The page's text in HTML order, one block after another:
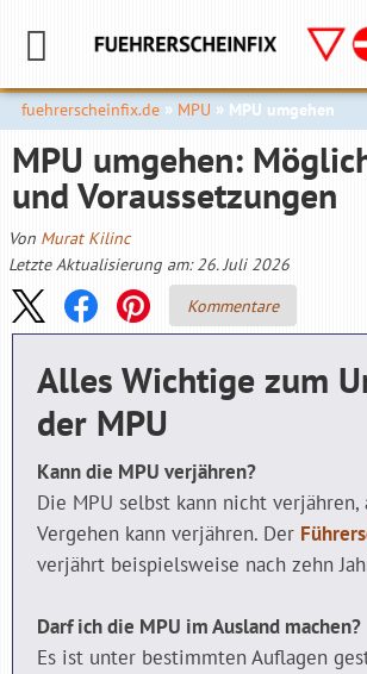
fuehrerscheinfix.de MPU MPU umgehen
MPU umgehen:
und Voraussetzungen
Von Murat Kilinc
Letzte Aktualisierung am: 26. Juli 2026
Kommentare
Alles Wichtige zum
der MPU
Kann die MPU verjähren?
Die MPU selbst kann nicht verjähren,
Vergehen kann verjähren. Der
verjährt beispielsweise nach zehn
Darf ich die MPU im Ausland machen?
Es ist unter bestimmten Auflagen